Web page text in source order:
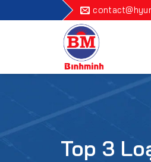
qua
Top 3